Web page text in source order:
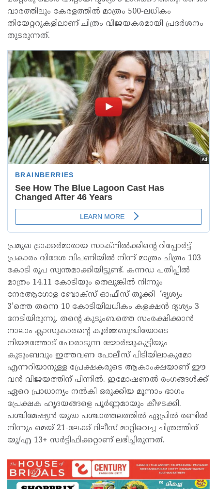
വാരത്തിലും കേരളത്തിൽ മാത്രം 500-ലധികം
തിയേറ്ററുകളിലാണ് ചിത്രം വിജയകരമായി പ്രദർശനം
തുടരുന്നത്.
പ്രമുഖ ട്രാക്കർമാരായ സാക്‌നിൽക്കിന്റെ റിപ്പോർട്ട്
പ്രകാരം വിദേശ വിപണിയിൽ നിന്ന് മാത്രം ചിത്രം 103
കോടി രൂപ സ്വന്തമാക്കിയിട്ടുണ്ട്. കന്നഡ പതിപ്പിൽ
മാത്രം 14.11 കോടിയും തെലുങ്കിൽ നിന്നും
നേരആഗോള ബോക്‌സ് ഓഫീസ് തൂക്കി ‘ദൃശ്യം
3’ത്തെ തന്നെ 10 കോടിയിലധികം കളക്ഷൻ ദൃശ്യം 3
നേടിയിരുന്നു. തന്റെ കുടുംബത്തെ സംരക്ഷിക്കാൻ
നാലാം ക്ലാസുകാരന്റെ കൂർമ്മബുദ്ധിയോടെ
നിയമത്തോട് പോരാടുന്ന ജോർജുകുട്ടിയും
കുടുംബവും ഇത്തവണ പോലീസ് പിടിയിലാകുമോ
എന്നറിയാനുള്ള പ്രേക്ഷകരുടെ ആകാംക്ഷയാണ് ഈ
വൻ വിജയത്തിന് പിന്നിൽ. ഇമോഷണൽ രംഗങ്ങൾക്ക്
ഏറെ പ്രാധാന്യം നൽകി ഒരുക്കിയ മൂന്നാം ഭാഗം
പ്രേക്ഷക ഹൃദയങ്ങളെ പൂർണ്ണമായും കീഴടക്കി.
പശ്ചിമേഷ്യൻ യുദ്ധ പശ്ചാത്തലത്തിൽ ഏപ്രിൽ രണ്ടിൽ
നിന്നും മെയ് 21-ലേക്ക് റിലീസ് മാറ്റിവെച്ച ചിത്രത്തിന്
യു/എ 13+ സർട്ടിഫിക്കറ്റാണ് ലഭിച്ചിരുന്നത്.